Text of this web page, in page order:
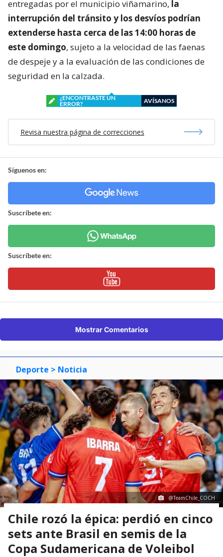
entregadas por el municipio viñamarino, la
interrupción del tránsito y los desvíos podrían
extenderse hasta cerca de las 14:00 horas de
este domingo, sujeto a la velocidad de las faenas
de despeje y a la evaluación de las condiciones de
seguridad en la calzada.
¿ENCONTRASTE UN
ERROR?
AVÍSANOS
Revisa nuestra página de correcciones
Síguenos en:
Suscríbete en:
Suscríbete en:
Mostrar Comentarios
Deporte > Noticia
@TeamChile_COCH
Chile rozó la épica: perdió en cinco
sets ante Brasil en semis de la
Copa Sudamericana de Voleibol